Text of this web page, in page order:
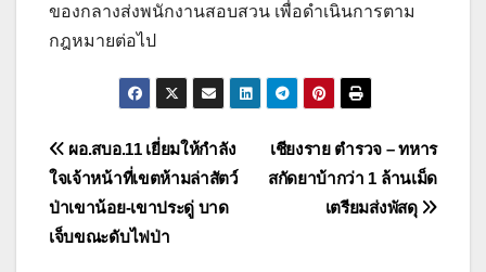
ของกลางส่งพนักงานสอบสวน เพื่อดำเนินการตาม
กฎหมายต่อไป
แนะแนว
เรื่อง
เชียงราย ตำรวจ – ทหาร
สกัดยาบ้ากว่า 1 ล้านเม็ด
เตรียมส่งพัสดุ
ผอ.สบอ.11 เยี่ยมให้กำลัง
ใจเจ้าหน้าที่เขตห้ามล่าสัตว์
ป่าเขาน้อย-เขาประดู่ บาด
เจ็บขณะดับไฟป่า